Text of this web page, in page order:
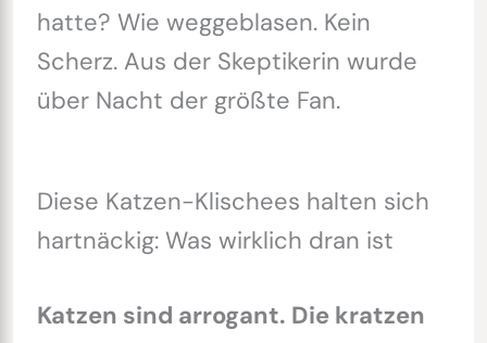
hatte? Wie weggeblasen. Kein
Scherz. Aus der Skeptikerin wurde
über Nacht der größte Fan.
Diese Katzen-Klischees halten sich
hartnäckig: Was wirklich dran ist
Katzen sind arrogant. Die kratzen